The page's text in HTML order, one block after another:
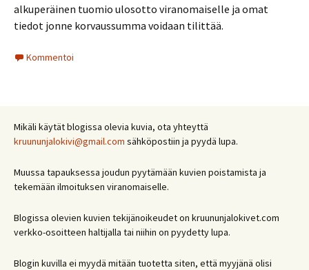
alkuperäinen tuomio ulosotto viranomaiselle ja omat
tiedot jonne korvaussumma voidaan tilittää.
Kommentoi
Mikäli käytät blogissa olevia kuvia, ota yhteyttä
kruununjalokivi@gmail.com sähköpostiin ja pyydä lupa.
Muussa tapauksessa joudun pyytämään kuvien poistamista ja
tekemään ilmoituksen viranomaiselle.
Blogissa olevien kuvien tekijänoikeudet on kruununjalokivet.com
verkko-osoitteen haltijalla tai niihin on pyydetty lupa.
Blogin kuvilla ei myydä mitään tuotetta siten, että myyjänä olisi